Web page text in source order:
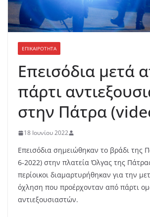
ΕΠΙΚΑΙΡΟΤΗΤΑ
Επεισόδια μετά
πάρτι
στην Πάτρα
18 Ιουνίου 2022
Επεισόδια σημειώθηκαν το βράδι της
6-2022) στην πλατεία Όλγας της
περίοικοι διαμαρτυρήθηκαν για την
όχληση που προέρχονταν από πάρτι
αντιεξουσιαστών.